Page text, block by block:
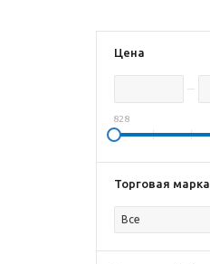
Цена
828
Торговая марка
Все